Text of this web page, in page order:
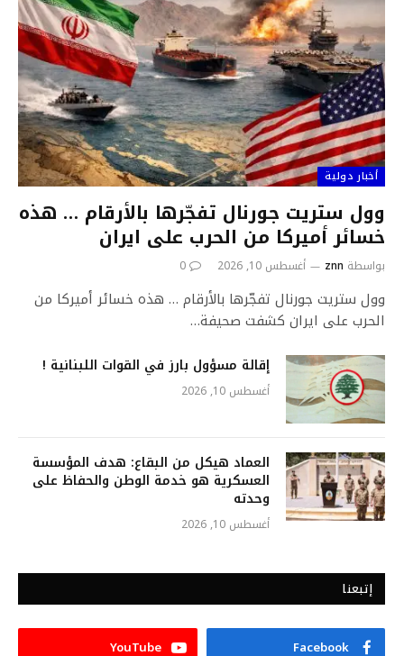
أخبار دولية
وول ستريت جورنال تفجّرها بالأرقام … هذه
خسائر أميركا من الحرب على ايران
بواسطة znn أغسطس 10, 2026 0
وول ستريت جورنال تفجّرها بالأرقام … هذه خسائر أميركا من
الحرب على ايران كشفت صحيفة…
إقالة مسؤول بارز في القوات اللبنانية !
أغسطس 10, 2026
العماد هيكل من البقاع: هدف المؤسسة
العسكرية هو خدمة الوطن والحفاظ على
وحدته
أغسطس 10, 2026
إتبعنا
Facebook
YouTube